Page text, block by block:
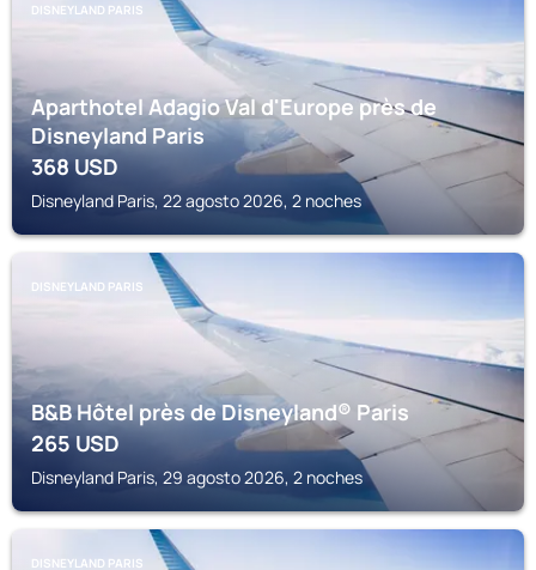
DISNEYLAND PARIS
Aparthotel Adagio Val d'Europe près de
Disneyland Paris
368USD
Disneyland Paris, 22 agosto 2026, 2 noches
DISNEYLAND PARIS
B&B Hôtel près de Disneyland® Paris
265USD
Disneyland Paris, 29 agosto 2026, 2 noches
DISNEYLAND PARIS